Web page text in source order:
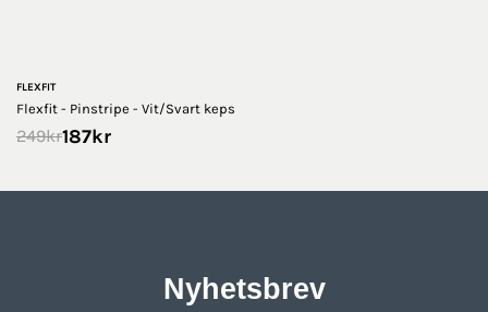
FLEXFIT
Flexfit - Pinstripe - Vit/Svart keps
249kr187kr
Nyhetsbrev